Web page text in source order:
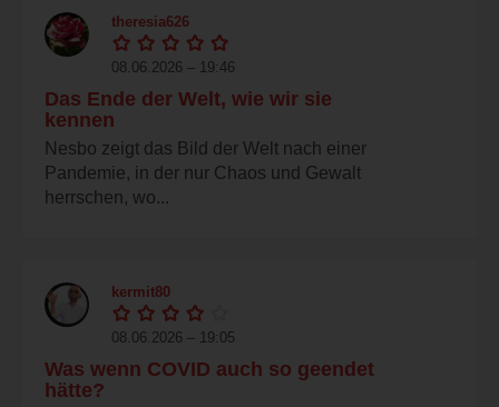
theresia626
08.06.2026 – 19:46
Das Ende der Welt, wie wir sie
kennen
Nesbo zeigt das Bild der Welt nach einer
Pandemie, in der nur Chaos und Gewalt
herrschen, wo...
kermit80
08.06.2026 – 19:05
Was wenn COVID auch so geendet
hätte?